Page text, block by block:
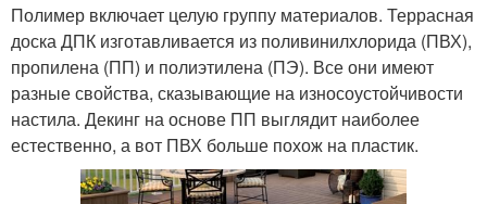
Полимер включает целую группу материалов. Террасная
доска ДПК изготавливается из поливинилхлорида (ПВХ),
пропилена (ПП) и полиэтилена (ПЭ). Все они имеют
разные свойства, сказывающие на износоустойчивости
настила. Декинг на основе ПП выглядит наиболее
естественно, а вот ПВХ больше похож на пластик.